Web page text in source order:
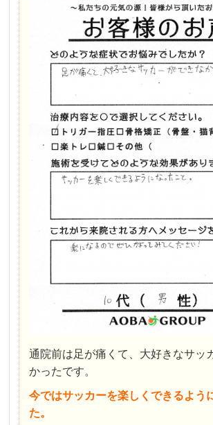
通院前は足が痛くて、大好きなサッ
かったです。
今ではサッカーを楽しくできるよう
た。